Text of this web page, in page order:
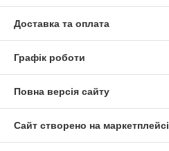
Доставка та оплата
Графік роботи
Повна версія сайту
Сайт створено на маркетплейсі